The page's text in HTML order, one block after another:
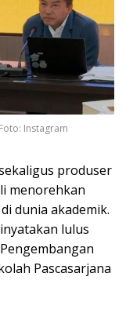
Instagram
produser
menorehkan
dunia akademik.
lulus
Pascasarjana